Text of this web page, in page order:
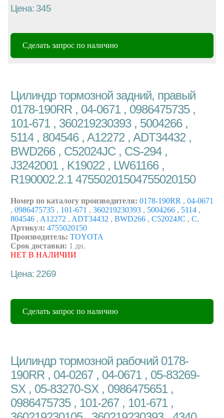
Цена: 345
Сделать запрос по наличию
Цилиндр тормозной задний, правый
0178-190RR , 04-0671 , 0986475735 ,
101-671 , 360219230393 , 5004266 ,
5114 , 804546 , A12272 , ADT34432 ,
BWD266 , C52024JC , CS-294 ,
J3242001 , K19022 , LW61166 ,
R190002.2.1 47550201504755020150
Номер по каталогу производителя: 0178-190RR , 04-0671
, 0986475735 , 101-671 , 360219230393 , 5004266 , 5114 ,
804546 , A12272 , ADT34432 , BWD266 , C52024JC , C,
Артикул: 4755020150
Производитель: TOYOTA
Срок доставки: 1 дн.
НЕТ В НАЛИЧИИ
Цена: 2269
Сделать запрос по наличию
Цилиндр тормозной рабочий 0178-
190RR , 04-0267 , 04-0671 , 05-83269-
SX , 05-83270-SX , 0986475651 ,
0986475735 , 101-267 , 101-671 ,